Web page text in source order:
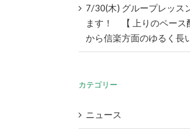
7/30(木) グループレッス
ます！ 【 上りのペース
から信楽方面のゆるく長
カテゴリー
ニュース